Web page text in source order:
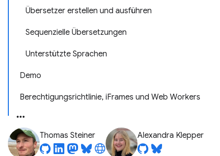
Übersetzer erstellen und ausführen
Sequenzielle Übersetzungen
Unterstützte Sprachen
Demo
Berechtigungsrichtlinie, iFrames und Web Workers
Thomas Steiner Alexandra Klepper